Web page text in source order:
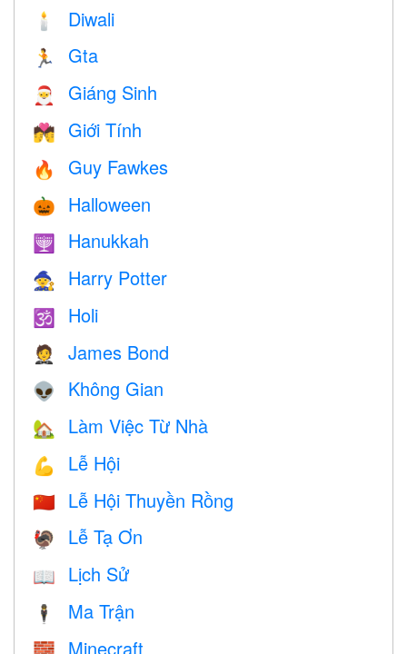
🕯 Diwali
🏃 Gta
🎅 Giáng Sinh
💏 Giới Tính
🔥 Guy Fawkes
🎃 Halloween
🕎 Hanukkah
🧙 Harry Potter
🕉 Holi
🤵 James Bond
👽 Không Gian
🏡 Làm Việc Từ Nhà
💪 Lễ Hội
🇨🇳 Lễ Hội Thuyền Rồng
🦃 Lễ Tạ Ơn
📖 Lịch Sử
🕴️ Ma Trận
Minecraft